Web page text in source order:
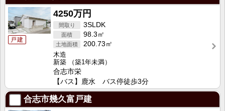
戸建
4250万円
3SLDK
98.3㎡
200.73㎡
木造
新築
（築1年未満）
合志市栄
【バス】鹿水 バス停徒歩3分
合志市幾久富戸建